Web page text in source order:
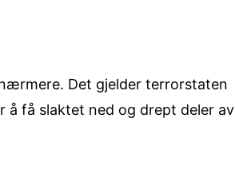
Det gjelder terrorstaten
å få slaktet ned og drept deler av